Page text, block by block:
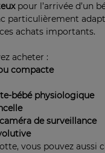
pour l’arrivée d’un
particulièrement
achats importants.
acheter :
compacte
bébé physiologique
de surveillance
vous pouvez aussi